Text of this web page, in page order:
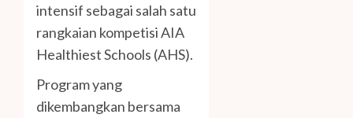
intensif sebagai salah satu
rangkaian kompetisi AIA
Healthiest Schools (AHS).
Program yang
dikembangkan bersama